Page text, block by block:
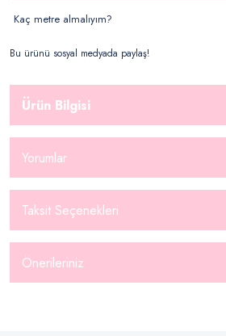
Kaç metre almalıyım?
Bu ürünü sosyal medyada paylaş!
Ürün Bilgisi
Yorumlar
Taksit Seçenekleri
Önerileriniz